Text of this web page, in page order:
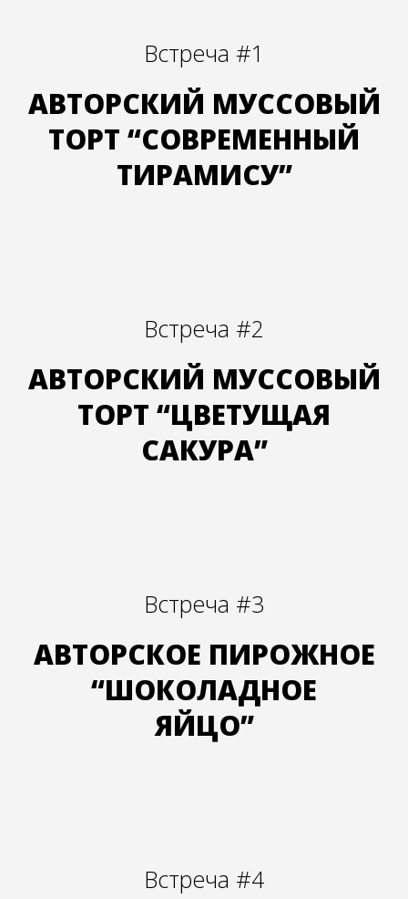
Встреча #1
АВТОРСКИЙ МУССОВЫЙ
ТОРТ “СОВРЕМЕННЫЙ
ТИРАМИСУ”
Встреча #2
АВТОРСКИЙ МУССОВЫЙ
ТОРТ “ЦВЕТУЩАЯ
САКУРА”
Встреча #3
АВТОРСКОЕ ПИРОЖНОЕ
“ШОКОЛАДНОЕ
ЯЙЦО”
Встреча #4